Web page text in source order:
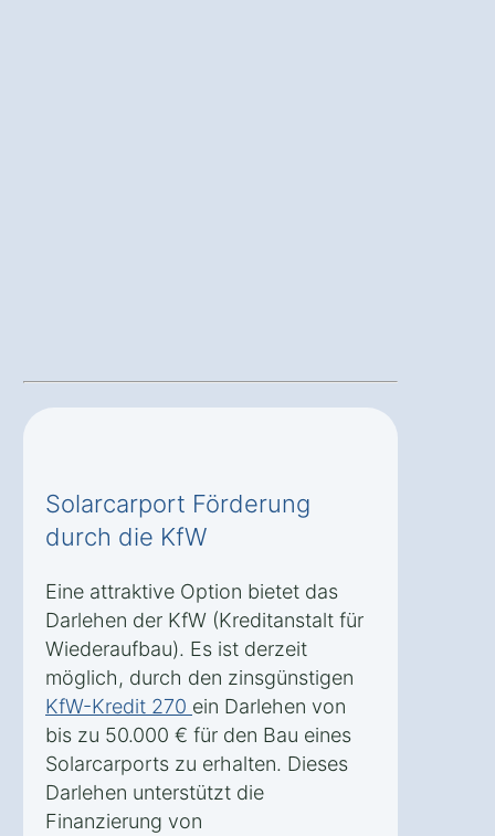
Solarcarport Förderung
durch die KfW
Eine attraktive Option bietet das
Darlehen der KfW (Kreditanstalt für
Wiederaufbau). Es ist derzeit
möglich, durch den zinsgünstigen
KfW-Kredit 270 ein Darlehen von
bis zu 50.000 € für den Bau eines
Solarcarports zu erhalten. Dieses
Darlehen unterstützt die
Finanzierung von